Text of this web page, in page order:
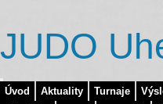
Úvod Aktuality Turnaje
JUDO